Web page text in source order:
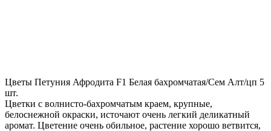
Цветы Петуния Афродита F1 Белая бахромчатая/Сем Алт/цп 5
шт.
Цветки с волнисто-бахромчатым краем, крупные,
белоснежной окраски, источают очень легкий деликатный
аромат. Цветение очень обильное, растение хорошо ветвится,